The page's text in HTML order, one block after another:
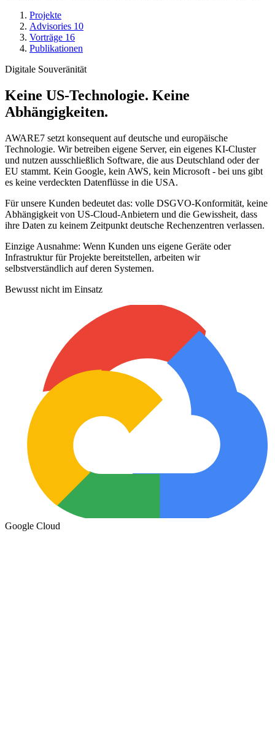
Projekte
Advisories 10
Vorträge 16
Publikationen
Digitale Souveränität
Keine US-Technologie. Keine
Abhängigkeiten.
AWARE7 setzt konsequent auf deutsche und europäische
Technologie. Wir betreiben eigene Server, ein eigenes KI-Cluster
und nutzen ausschließlich Software, die aus Deutschland oder der
EU stammt. Kein Google, kein AWS, kein Microsoft - bei uns gibt
es keine verdeckten Datenflüsse in die USA.
Für unsere Kunden bedeutet das: volle DSGVO-Konformität, keine
Abhängigkeit von US-Cloud-Anbietern und die Gewissheit, dass
ihre Daten zu keinem Zeitpunkt deutsche Rechenzentren verlassen.
Einzige Ausnahme: Wenn Kunden uns eigene Geräte oder
Infrastruktur für Projekte bereitstellen, arbeiten wir
selbstverständlich auf deren Systemen.
Bewusst nicht im Einsatz
Google Cloud